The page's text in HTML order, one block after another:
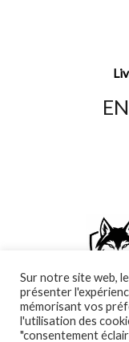
Sur notre site web,
présenter
mémorisant vos
l'utilisation des
"consentement